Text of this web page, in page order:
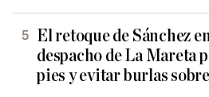
El retoque de Sánchez
despacho de La Mareta
pies y evitar burlas